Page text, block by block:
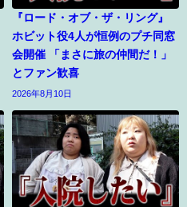
『ロード・オブ・ザ・リング』
ホビット役4人が恒例のプチ同窓
会開催 「まさに旅の仲間だ！」
とファン歓喜
2026年8月10日